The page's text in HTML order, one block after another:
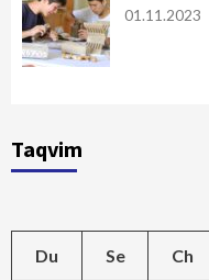
01.11.2023
Taqvim
Du Se Ch